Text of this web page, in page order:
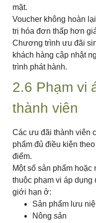
mặt.
Voucher không hoàn
trị hóa đơn thấp hơn
Chương trình ưu đãi
khách hàng cập nhật
trình phát hành.
2.6 Phạm vi
thành viên
Các ưu đãi thành viên
phẩm đủ điều kiện
điểm.
Một số sản phẩm hoặc
thuộc phạm vi áp
giới hạn ở:
Sản phẩm lưu
Nông sản